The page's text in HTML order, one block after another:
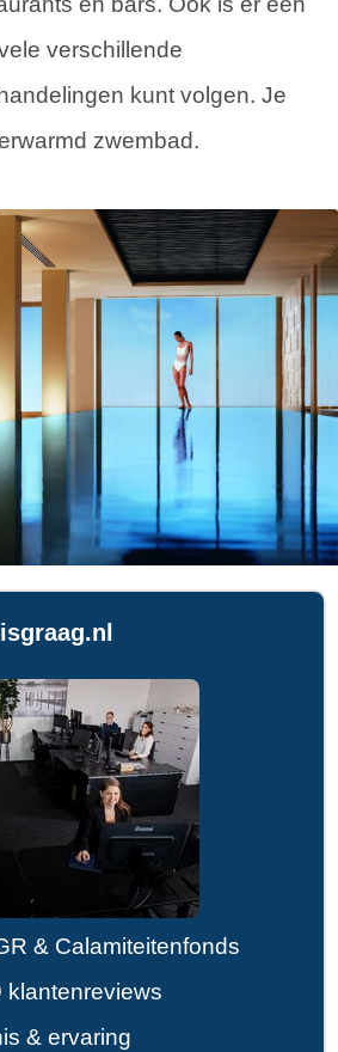
verschillende
kunt volgen. Je
zwembad.
& Calamiteitenfonds
klantenreviews
& ervaring